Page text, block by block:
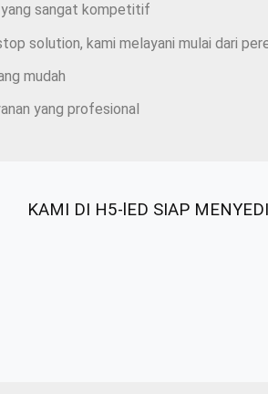
yang sangat kompetitif
solution, kami melayani mulai dari
mudah
yang profesional
KAMI DI H5-lED SIAP